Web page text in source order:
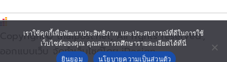
Copyright© thaipost.net, All rights reserved.,
ออกแบบเว็บ จัดทำเว็บไซต์โดย iDesign
เราใช้คุกกี้เพื่อพัฒนาประสิทธิภาพ และประสบการณ์ที่ดีในการใช้
เว็บไซต์ของคุณ คุณสามารถศึกษารายละเอียดได้ที่นี่
ยินยอม
นโยบายความเป็นส่วนตัว